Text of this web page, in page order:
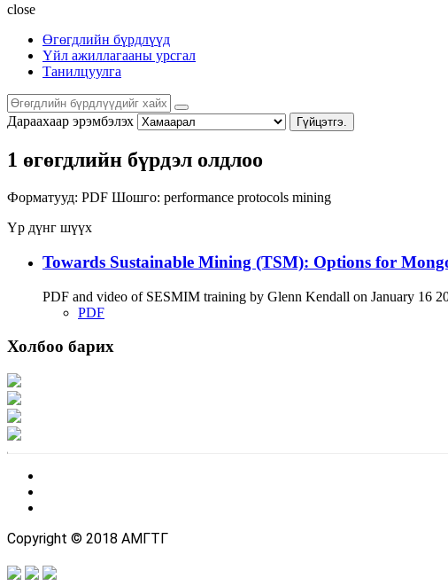
close
Өгөгдлийн бүрдлүүд
Үйл ажиллагааны урсгал
Танилцуулга
Дараахаар эрэмбэлэх Гүйцэтгэ.
1 өгөгдлийн бүрдэл олдлоо
Форматууд: PDF Шошго: performance protocols mining
Үр дүнг шүүх
Towards Sustainable Mining (TSM): Options for
PDF and video of SESMIM training by Glenn Kendall on January 16
PDF
Холбоо барих
Copyright © 2018 АМГТГ